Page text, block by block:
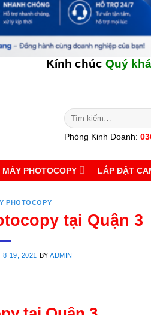
Kính chúcQuý khách
Tìm
kiếm:
Phòng Kinh Doanh:
MÁY PHOTOCOPY LẮP ĐẶT
PHOTOCOPY
tại Quận 3
8 19, 2021 BYADMIN